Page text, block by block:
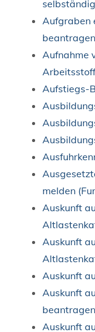
Aufgraben
beantragen
Aufnahme
Aufstiegs-
melden
Auskunft
Auskunft
Auskunft
Auskunft
beantragen
Auskunft